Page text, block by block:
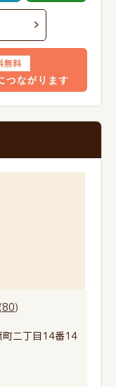
80)
町二丁目14番14